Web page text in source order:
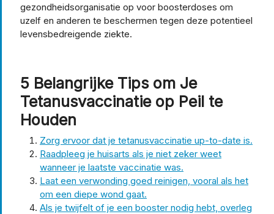
gezondheidsorganisatie op voor boosterdoses om
uzelf en anderen te beschermen tegen deze potentieel
levensbedreigende ziekte.
5 Belangrijke Tips om Je
Tetanusvaccinatie op Peil te
Houden
Zorg ervoor dat je tetanusvaccinatie up-to-date is.
Raadpleeg je huisarts als je niet zeker weet
wanneer je laatste vaccinatie was.
Laat een verwonding goed reinigen, vooral als het
om een diepe wond gaat.
Als je twijfelt of je een booster nodig hebt, overleg